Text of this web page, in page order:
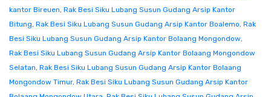
kantor Bireuen, Rak Besi Siku Lubang Susun Gudang Arsip Kantor
Bitung, Rak Besi Siku Lubang Susun Gudang Arsip Kantor Boalemo, Rak
Besi Siku Lubang Susun Gudang Arsip Kantor Bolaang Mongondow,
Rak Besi Siku Lubang Susun Gudang Arsip Kantor Bolaang Mongondow
Selatan, Rak Besi Siku Lubang Susun Gudang Arsip Kantor Bolaang
Mongondow Timur, Rak Besi Siku Lubang Susun Gudang Arsip Kantor